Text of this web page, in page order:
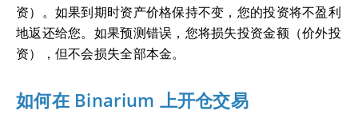
资）。如果到期时资产价格保持不变，您的投资将不盈利
地返还给您。如果预测错误，您将损失投资金额（价外投
资），但不会损失全部本金。
如何在 Binarium 上开仓交易